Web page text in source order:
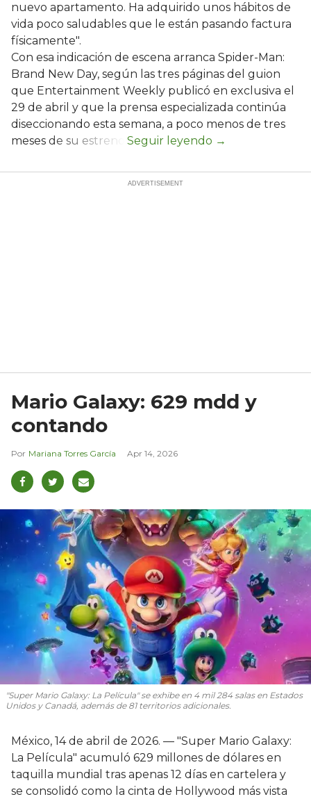
nuevo apartamento. Ha adquirido unos hábitos de
vida poco saludables que le están pasando factura
físicamente".
Con esa indicación de escena arranca Spider-Man:
Brand New Day, según las tres páginas del guion
que Entertainment Weekly publicó en exclusiva el
29 de abril y que la prensa especializada continúa
diseccionando esta semana, a poco menos de tres
meses de su estreno.
Mario Galaxy: 629 mdd y
contando
Mariana Torres García Apr 14, 2026
"Super Mario Galaxy: La Película" se exhibe en 4 mil 284 salas en Estados
Unidos y Canadá, además de 81 territorios adicionales.
México, 14 de abril de 2026. — "Super Mario Galaxy:
La Película" acumuló 629 millones de dólares en
taquilla mundial tras apenas 12 días en cartelera y
se consolidó como la cinta de Hollywood más vista